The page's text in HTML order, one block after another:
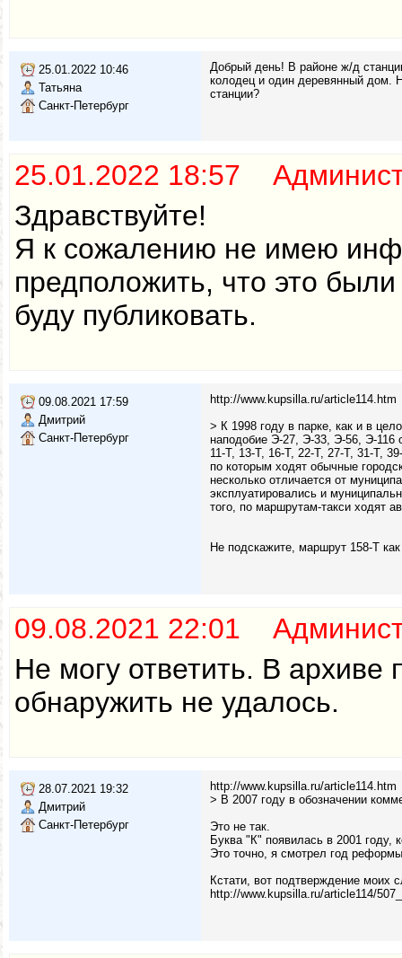
25.01.2022 10:46
Татьяна
Санкт-Петербург
Добрый день! В районе ж/д
колодец и один деревянный дом.
станции?
25.01.2022 18:57
Здравствуйте!
Я к сожалению не имею
предположить, что это
буду публиковать.
09.08.2021 17:59
Дмитрий
Санкт-Петербург
http://www.kupsilla.ru/article114.htm
> К 1998 году в парке, как и в
наподобие Э-27, Э-33, Э-56, Э-116
11-Т, 13-Т, 16-Т, 22-Т, 27-Т, 31-Т,
по которым ходят обычные
несколько отличается от
эксплуатировались и
того, по маршрутам-такси ходят
Не подскажите, маршрут 158-Т
09.08.2021 22:01
Не могу ответить. В
обнаружить не удалось.
28.07.2021 19:32
Дмитрий
Санкт-Петербург
http://www.kupsilla.ru/article114.htm
> В 2007 году в обозначении
Это не так.
Буква "К" появилась в 2001 году,
Это точно, я смотрел год
Кстати, вот подтверждение моих
http://www.kupsilla.ru/article114/